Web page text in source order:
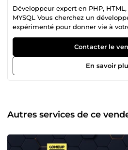
Développeur expert en PHP, HTML,
MYSQL Vous cherchez un
expérimenté pour donner vie à
Ne cherchez pas plus loin ! Je suis
développement PHP
Laravel et Code-igniter. Avec une
de HTML, CSS, JavaScript, et
application web qui est adaptée à
fournir une solution de haute
exigences. Je mets l'accent sur
Contacter le
En savoir
Autres services de ce